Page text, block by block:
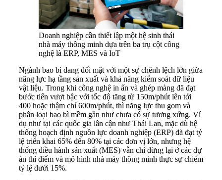
Doanh nghiệp cần thiết lập một hệ sinh thái
nhà máy thông minh dựa trên ba trụ cột công
nghệ là ERP, MES và IoT
Ngành bao bì đang đối mặt với một sự chênh lệch lớn giữa
năng lực hạ tầng sản xuất và khả năng kiểm soát dữ liệu
vật liệu. Trong khi công nghệ in ấn và ghép màng đã đạt
bước tiến vượt bậc với tốc độ tăng từ 150m/phút lên tới
400 hoặc thậm chí 600m/phút, thì năng lực thu gom và
phân loại bao bì mềm gần như chưa có sự tương xứng. Ví
dụ như tại các quốc gia lân cận như Thái Lan, mặc dù hệ
thống hoạch định nguồn lực doanh nghiệp (ERP) đã đạt tỷ
lệ triển khai 65% đến 80% tại các đơn vị lớn, nhưng hệ
thống điều hành sản xuất (MES) vẫn chỉ dừng lại ở các dự
án thí điểm và mô hình nhà máy thông minh thực sự chiếm
tỷ lệ dưới 15%.